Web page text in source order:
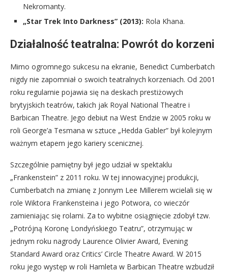
Nekromanty.
„Star Trek Into Darkness” (2013): Rola Khana.
Działalność teatralna: Powrót do korzeni
Mimo ogromnego sukcesu na ekranie, Benedict Cumberbatch
nigdy nie zapomniał o swoich teatralnych korzeniach. Od 2001
roku regularnie pojawia się na deskach prestiżowych
brytyjskich teatrów, takich jak Royal National Theatre i
Barbican Theatre. Jego debiut na West Endzie w 2005 roku w
roli George’a Tesmana w sztuce „Hedda Gabler” był kolejnym
ważnym etapem jego kariery scenicznej.
Szczególnie pamiętny był jego udział w spektaklu
„Frankenstein” z 2011 roku. W tej innowacyjnej produkcji,
Cumberbatch na zmianę z Jonnym Lee Millerem wcielali się w
role Wiktora Frankensteina i jego Potwora, co wieczór
zamieniając się rolami. Za to wybitne osiągnięcie zdobył tzw.
„Potrójną Koronę Londyńskiego Teatru”, otrzymując w
jednym roku nagrody Laurence Olivier Award, Evening
Standard Award oraz Critics’ Circle Theatre Award. W 2015
roku jego występ w roli Hamleta w Barbican Theatre wzbudził